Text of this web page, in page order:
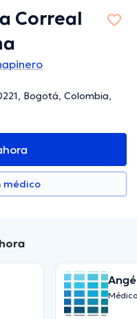
Correal
Bogotá, Colombia,
médico